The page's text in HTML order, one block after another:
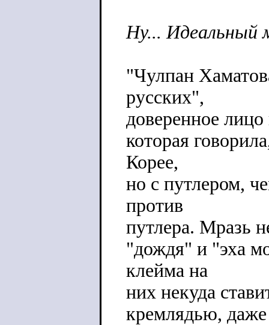
Ну... Идеальный
"Чулпан
русских",
доверенное
которая
Корее,
но с путлером,
против
путлера. Мразь
"дождя" и "эха
клейма на
них некуда
кремлядью,